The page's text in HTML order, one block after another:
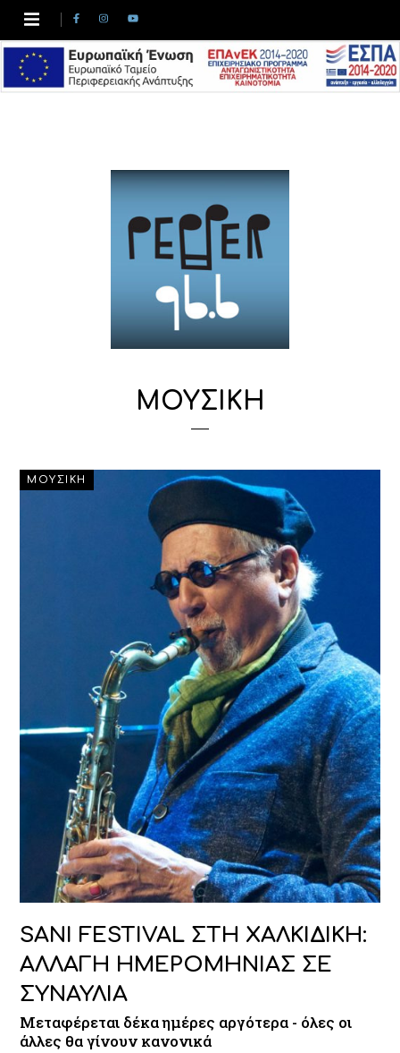
ΜΟΥΣΙΚΗ
ΜΟΥΣΙΚΗ
SANI FESTIVAL ΣΤΗ ΧΑΛΚΙΔΙΚΗ:
ΑΛΛΑΓΗ ΗΜΕΡΟΜΗΝΙΑΣ ΣΕ
ΣΥΝΑΥΛΙΑ
Μεταφέρεται δέκα ημέρες αργότερα - όλες οι
άλλες θα γίνουν κανονικά